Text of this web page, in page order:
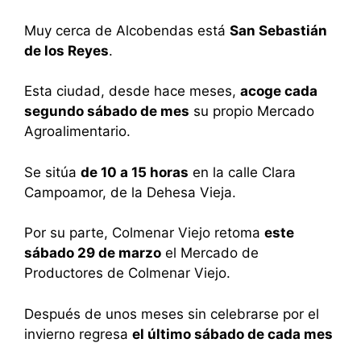
Muy cerca de Alcobendas está San Sebastián
de los Reyes.
Esta ciudad, desde hace meses, acoge cada
segundo sábado de mes su propio Mercado
Agroalimentario.
Se sitúa de 10 a 15 horas en la calle Clara
Campoamor, de la Dehesa Vieja.
Por su parte, Colmenar Viejo retoma este
sábado 29 de marzo el Mercado de
Productores de Colmenar Viejo.
Después de unos meses sin celebrarse por el
invierno regresa el último sábado de cada mes